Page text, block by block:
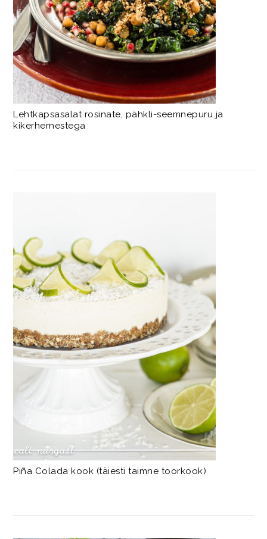
Lehtkapsasalat rosinate, pähkli-seemnepuru ja
kikerhernestega
Piña Colada kook (täiesti taimne toorkook)